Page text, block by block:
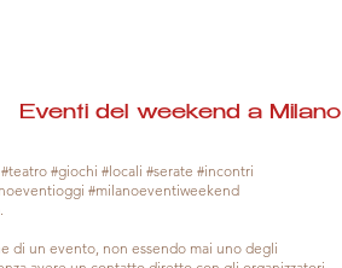
del weekend a Milano
#giochi #locali #serate #incontri
#milanoeventiweekend
di un evento, non essendo mai uno degli